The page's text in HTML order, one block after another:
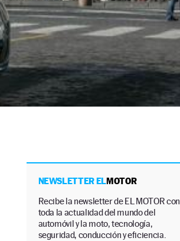
NEWSLETTER ELMOTOR
Recibe la newsletter de EL MOTOR con
toda la actualidad del mundo del
automóvil y la moto, tecnología,
seguridad, conducción y eficiencia.